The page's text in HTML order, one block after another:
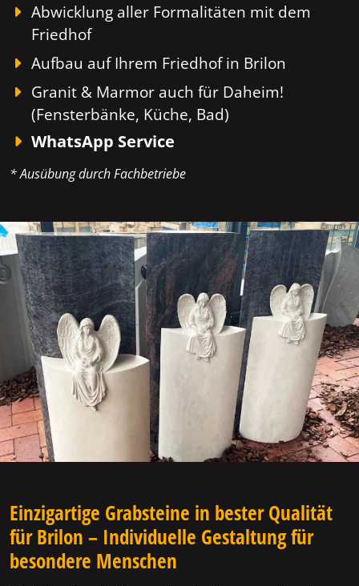
Abwicklung aller Formalitäten mit dem
Friedhof
Aufbau auf Ihrem Friedhof in Brilon
Granit & Marmor auch für Daheim!
(Fensterbänke, Küche, Bad)
WhatsApp Service
* Ausübung durch Fachbetriebe
Einzigartige Grabsteine in bester Qualität
für Brilon – Individuelle Gestaltung für
besondere Menschen